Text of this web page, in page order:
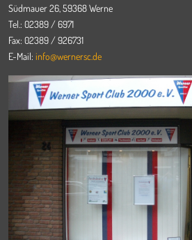
Südmauer 26, 59368 Werne
Tel.: 02389 / 6971
Fax: 02389 / 926731
E-Mail: info@wernersc.de